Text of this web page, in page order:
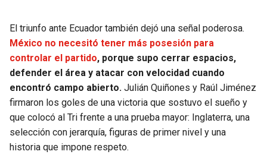
El triunfo ante Ecuador también dejó una señal poderosa.
México no necesitó tener más posesión para
controlar el partido, porque supo cerrar espacios,
defender el área y atacar con velocidad cuando
encontró campo abierto. Julián Quiñones y Raúl Jiménez
firmaron los goles de una victoria que sostuvo el sueño y
que colocó al Tri frente a una prueba mayor: Inglaterra, una
selección con jerarquía, figuras de primer nivel y una
historia que impone respeto.